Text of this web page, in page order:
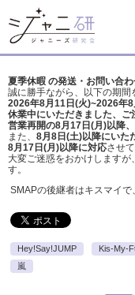
夏季休暇 の発送・お問い合
誠に勝手ながら、以下の期間
2026年8月11日(火)~2026年
休業中にいただきました、ご
営業再開の8月17日(月)以降
また、 8月8日(土)以降にいた
8月17日(月)以降に対応させ
大変ご迷惑をおかけしますが、
す。
SMAPの後継者はキスマイ
Hey!Say!JUMP Kis-My-
嵐